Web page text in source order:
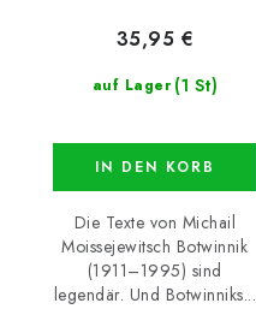
auf Lager (1 St)
35,95 €
IN DEN KORB
Die Texte von Michail
Moissejewitsch Botwinnik
(1911–1995) sind
legendär. Und Botwinniks...